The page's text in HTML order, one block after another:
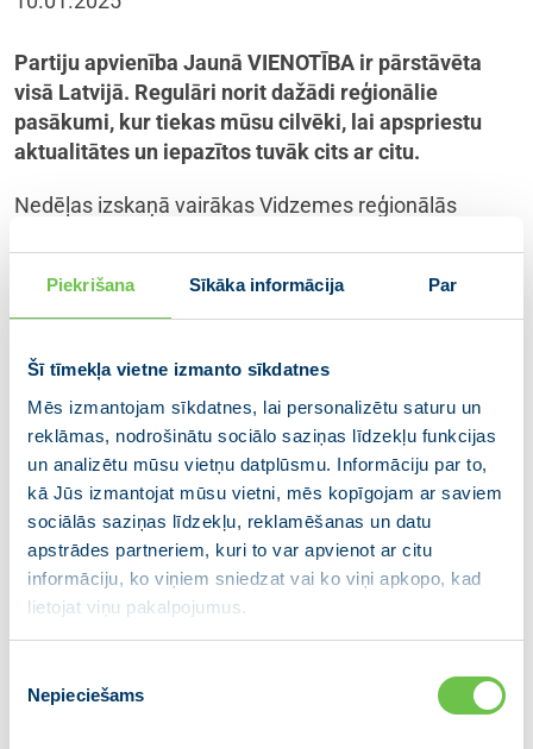
Piekrišana Sīkāka informācija Par
Šī tīmekļa vietne izmanto sīkdatnes
Mēs izmantojam sīkdatnes, lai personalizētu saturu un
reklāmas, nodrošinātu sociālo saziņas līdzekļu funkcijas
un analizētu mūsu vietņu datplūsmu. Informāciju par to,
kā Jūs izmantojat mūsu vietni, mēs kopīgojam ar saviem
sociālās saziņas līdzekļu, reklamēšanas un datu
apstrādes partneriem, kuri to var apvienot ar citu
informāciju, ko viņiem sniedzat vai ko viņi apkopo, kad
lietojat viņu pakalpojumus.
izvēle
Nepieciešams
Partiju apvienība Jaunā VIENOTĪBA ir pārstāvēta
visā Latvijā. Regulāri norit dažādi reģionālie
pasākumi, kur tiekas mūsu cilvēki, lai apspriestu
aktualitātes un iepazītos tuvāk cits ar citu.
Nedēļas izskaņā vairākas Vidzemes reģionālās
ar pieredzi pašvaldību un nodaļu darbā un pārrunātu
nākotnes izaicinājumus.
Tika apspriesti investīciju projekti, pašvaldību darba
specifika, salīdzināts darbs un prioritātes dažādās
pašvaldībās.
Cēsu mērs Jānis Rozenbergs, kurš ir arī partiju
apvienības valdes loceklis, uzņēmās ne tikai
namsaimnieka pienākumus, bet arī prasmīgi
moderēja diskusiju un aicināja jau laikus domāt par
nākamo tikšanās reizi.